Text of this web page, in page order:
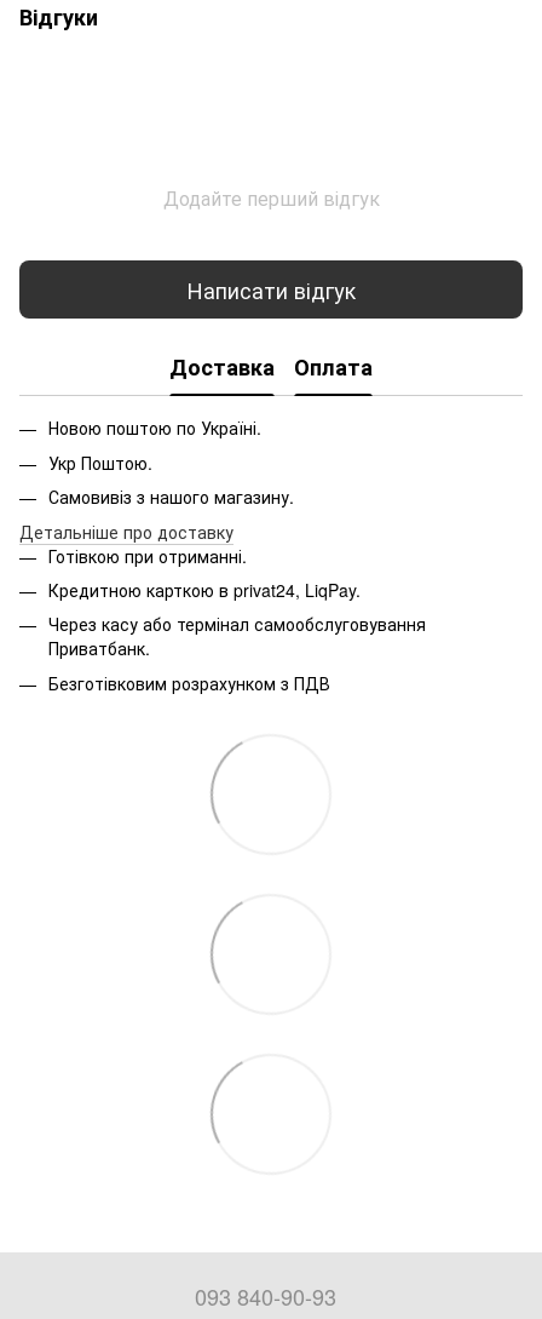
Відгуки
Додайте перший відгук
Написати відгук
Доставка Оплата
Новою поштою по Україні.
Укр Поштою.
Самовивіз з нашого магазину.
Детальніше про доставку
Готівкою при отриманні.
Кредитною карткою в privat24, LiqPay.
Через касу або термінал самообслуговування
Приватбанк.
Безготівковим розрахунком з ПДВ
093 840-90-93